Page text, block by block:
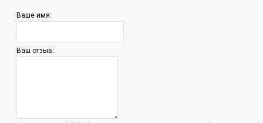
Ваше имя:
Ваш отзыв: